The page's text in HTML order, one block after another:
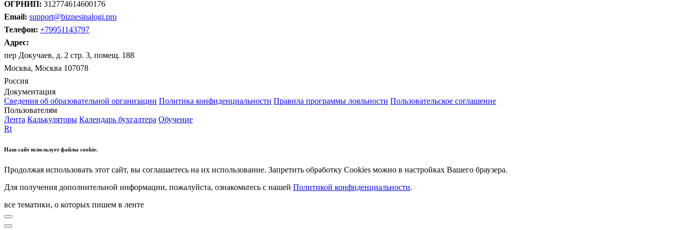
ОГРНИП: 312774614600176
Email: support@biznesinalogi.pro
Телефон: +79951143797
Адрес:
пер Докучаев, д. 2 стр. 3, помещ. 188
Москва, Москва 107078
Россия
Документация
Сведения об образовательной организации Политика конфиденциальности Правила программы лояльности Пользовательское соглашение
Пользователям
Лента Калькуляторы Календарь бухгалтера Обучение
Rt
Наш сайт использует файлы cookie.
Продолжая использовать этот сайт, вы соглашаетесь на их использование. Запретить обработку Cookies можно в настройках Вашего браузера.
Для получения дополнительной информации, пожалуйста, ознакомьтесь с нашей Политикой конфиденциальности.
все тематики, о которых пишем в ленте